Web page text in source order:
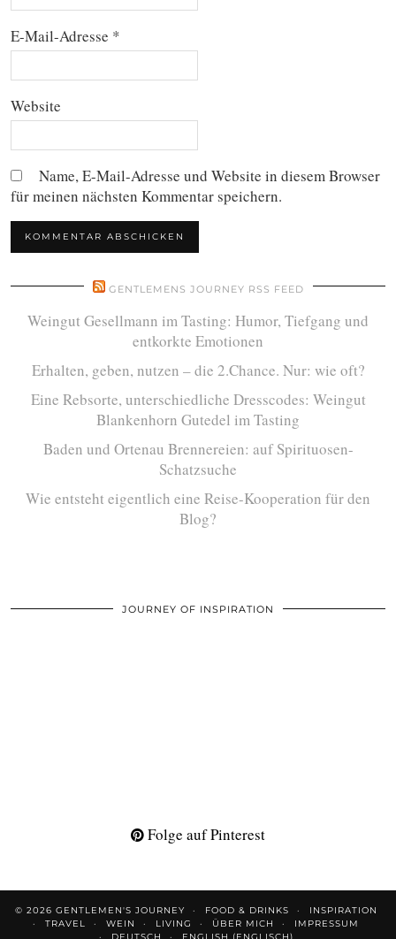
E-Mail-Adresse *
Website
Name, E-Mail-Adresse und Website in diesem Browser
für meinen nächsten Kommentar speichern.
GENTLEMENS JOURNEY RSS FEED
Weingut Gesellmann im Tasting: Humor, Tiefgang und
entkorkte Emotionen
Erhalten, geben, nutzen – die 2.Chance. Nur: wie oft?
Eine Rebsorte, unterschiedliche Dresscodes: Weingut
Blankenhorn Gutedel im Tasting
Baden und Ortenau Brennereien: auf Spirituosen-
Schatzsuche
Wie entsteht eigentlich eine Reise-Kooperation für den
Blog?
JOURNEY OF INSPIRATION
Folge auf Pinterest
© 2026 GENTLEMEN'S JOURNEY FOOD & DRINKS
INSPIRATION
TRAVEL
WEIN LIVING ÜBER MICH
IMPRESSUM